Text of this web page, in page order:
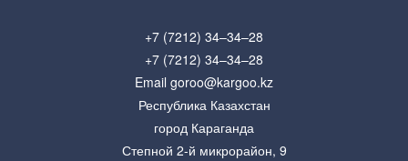
+7 (7212) 34–34–28
+7 (7212) 34–34–28
Email goroo@kargoo.kz
Республика Казахстан
город Караганда
Степной 2-й микрорайон, 9